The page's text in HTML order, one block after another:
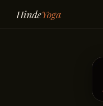
HindeYoga